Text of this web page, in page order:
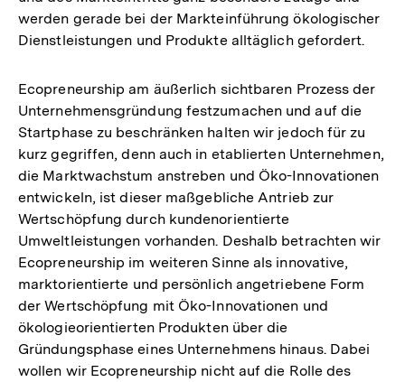
werden gerade bei der Markteinführung ökologischer
Dienstleistungen und Produkte alltäglich gefordert.
Ecopreneurship am äußerlich sichtbaren Prozess der
Unternehmensgründung festzumachen und auf die
Startphase zu beschränken halten wir jedoch für zu
kurz gegriffen, denn auch in etablierten Unternehmen,
die Marktwachstum anstreben und Öko-Innovationen
entwickeln, ist dieser maßgebliche Antrieb zur
Wertschöpfung durch kundenorientierte
Umweltleistungen vorhanden. Deshalb betrachten wir
Ecopreneurship im weiteren Sinne als innovative,
marktorientierte und persönlich angetriebene Form
der Wertschöpfung mit Öko-Innovationen und
ökologieorientierten Produkten über die
Gründungsphase eines Unternehmens hinaus. Dabei
wollen wir Ecopreneurship nicht auf die Rolle des